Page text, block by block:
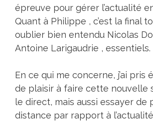
épreuve pour gérer l’actualité
Quant à Philippe , c’est la final
oublier bien entendu Nicolas
Antoine Larigaudrie , essentiels.
En ce qui me concerne, j’ai pris
de plaisir à faire cette nouvelle
le direct, mais aussi essayer de
distance par rapport à